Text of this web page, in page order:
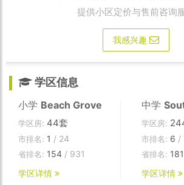
提供小区定价与售前咨询
我感兴趣
学区信息
小学 Beach Grove
学区房: 44套
市排名: 1 / 24
省排名: 154 / 931
学区详情
中学
学区房:
市排名: 6 /
省排名: 181
学区详情